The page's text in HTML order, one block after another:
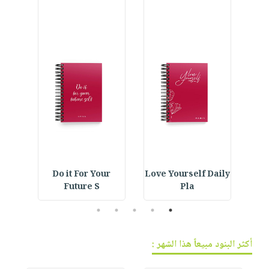
Love Yourself Daily
Pla
Do it For Your
Future S
1
2
3
4
5
أكثر البنود مبيعاً هذا الشهر :